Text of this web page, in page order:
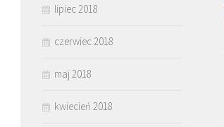
lipiec 2018
czerwiec 2018
maj 2018
kwiecień 2018